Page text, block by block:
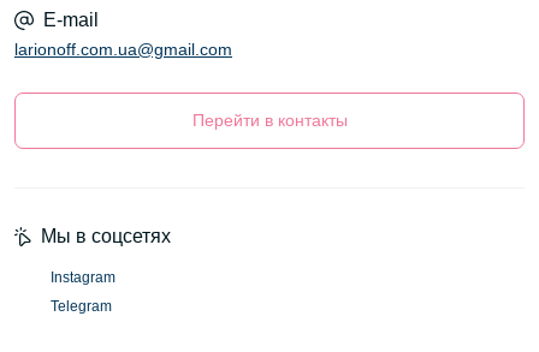
E-mail
larionoff.com.ua@gmail.com
Перейти в контакты
Мы в соцсетях
Instagram
Telegram